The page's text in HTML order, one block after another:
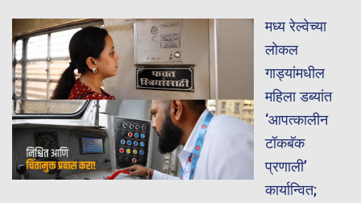
मध्य रेल्वेच्या
लोकल
गाड्यांमधील
महिला डब्यांत
‘आपत्कालीन
टॉकबॅक
प्रणाली’
कार्यान्वित;